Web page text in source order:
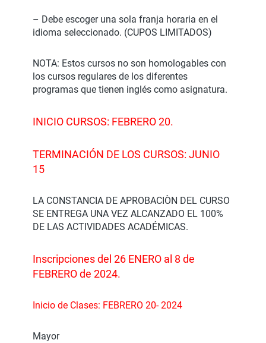
– Debe escoger una sola franja horaria en el
idioma seleccionado. (CUPOS LIMITADOS)
NOTA: Estos cursos no son homologables con
los cursos regulares de los diferentes
programas que tienen inglés como asignatura.
INICIO CURSOS: FEBRERO 20.
TERMINACIÓN DE LOS CURSOS: JUNIO
15
LA CONSTANCIA DE APROBACIÒN DEL CURSO
SE ENTREGA UNA VEZ ALCANZADO EL 100%
DE LAS ACTIVIDADES ACADÉMICAS.
Inscripciones del 26 ENERO al 8 de
FEBRERO de 2024.
Inicio de Clases: FEBRERO 20- 2024
Mayor